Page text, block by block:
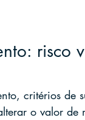
risco
critérios de
o valor de